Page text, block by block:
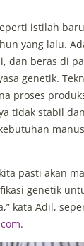
istilah
yang lalu.
dan beras di
genetik.
proses
tidak stabil
pasti akan
genetik
kata Adil,
.